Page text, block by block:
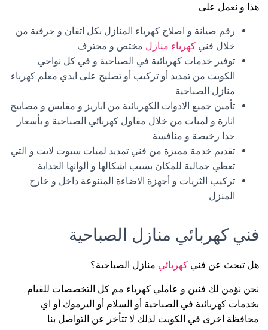
هذا و نعمل على :
رقم صيانة و اصلاح كهرباء المنازل بكل اتقان و حرفية من
خلال فني كهرباء منازل مختص و محترف.
توفير خدمات كهربائية في الصباحية و في كل نواحي
الكويت من تمديد أو تركيب أو تصليح على ايدي معلم كهرباء
منازل الصباحية.
تأمين جميع الادوات الكهربائية من اباريز و مقابس و مصابيح
انارة و لمبات من خلال مقاول كهربائي الصباحية و بأسعار
جدا رخيصة و منافسة.
تقديم خدمة مميزة من فني تمديد لمبات سبوت لايت و التي
تعطي جمالية للمكان بسبب اشكالها و ألوانها الجذابة.
تركيب الثريات و أجهزة الاضاءة المتنوعة داخل و خارج
المنزل.
فني كهربائي منازل الصباحية
هل تبحث عن فني كهربائي منازل الصباحية؟
نحن نؤمن لك فنين و عاملي كهرباء مم كل التخصصات للقيام
بخدمات كهربائية في الصباحية أو السلام أو اليرموك أو اي
محافظة اخرى في الكويت لذلك لا تتأخر عن التواصل بنا.